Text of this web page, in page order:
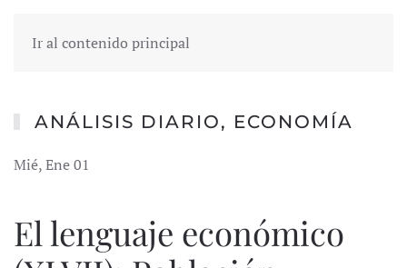
Ir al contenido principal
ANÁLISIS DIARIO, ECONOMÍA
Mié, Ene 01
El lenguaje económico